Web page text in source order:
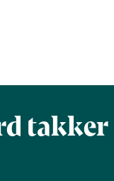
takker